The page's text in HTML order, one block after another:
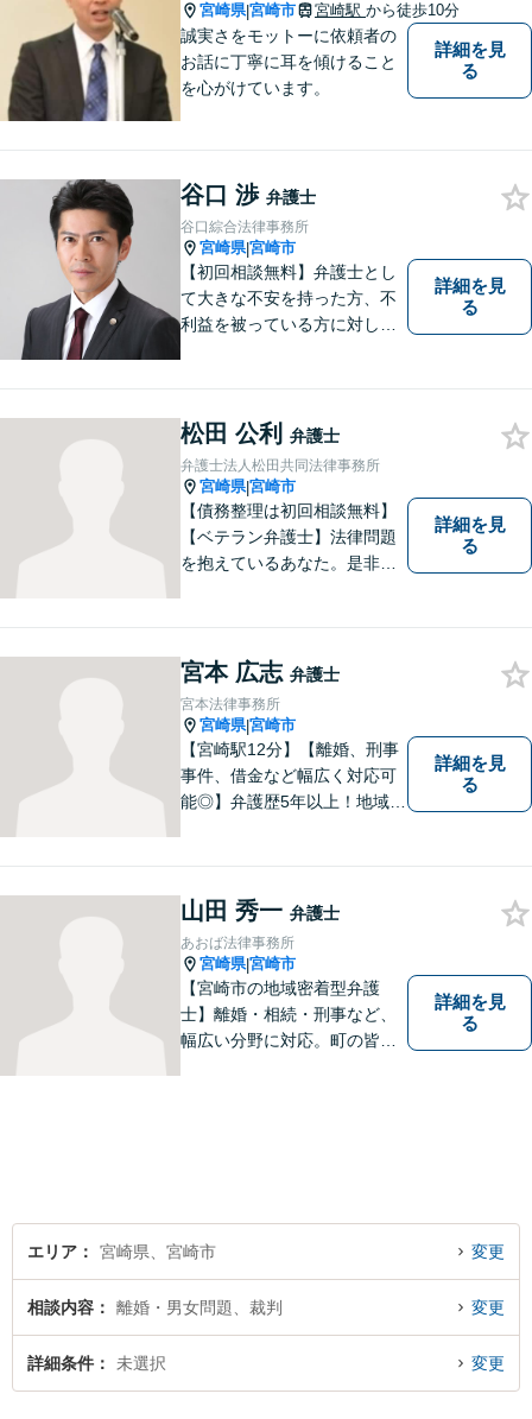
宮崎県|宮崎市 宮崎駅 から徒歩10分
誠実さをモットーに依頼者の
お話に丁寧に耳を傾けること
を心がけています。
詳細を見
る
谷口 渉 弁護士
谷口綜合法律事務所
宮崎県|宮崎市
【初回相談無料】弁護士とし
て大きな不安を持った方、不
利益を被っている方に対し、
が依頼者にとって最善の結果
であるかだけを考え依頼者に
提案しています。
詳細を見
る
松田 公利 弁護士
弁護士法人松田共同法律事務所
宮崎県|宮崎市
【債務整理は初回相談無料】
【ベテラン弁護士】法律問題
を抱えているあなた。是非一
詳細を見
る
宮本 広志 弁護士
宮本法律事務所
宮崎県|宮崎市
【宮崎駅12分】【離婚、刑事
事件、借金など幅広く対応可
能◎】弁護歴5年以上！地域に
にご相談ください。迅速・適
切な解決を目指し尽力しま
す。
詳細を見
る
山田 秀一 弁護士
あおば法律事務所
宮崎県|宮崎市
【宮崎市の地域密着型弁護
士】離婚・相続・刑事など、
幅広い分野に対応。町の皆様
詳細を見
る
エリア 宮崎県、宮崎市 変更
相談内容 離婚・男女問題、裁判 変更
詳細条件 未選択 変更